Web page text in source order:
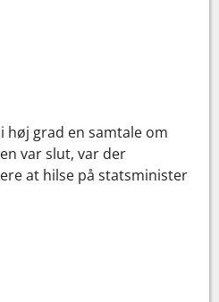
høj grad en samtale om
var slut, var der
at hilse på statsminister